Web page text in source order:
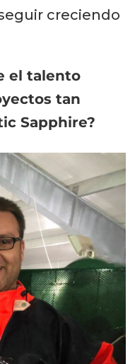
creciendo
el talento
tan
Sapphire?